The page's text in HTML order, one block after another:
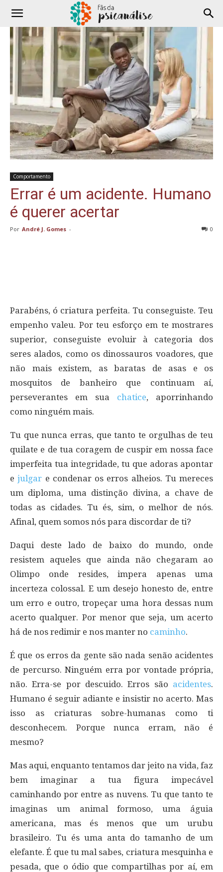
Comportamento
Errar é um acidente. Humano
é querer acertar
Por André J. Gomes - 0
Parabéns, ó criatura perfeita. Tu conseguiste. Teu
empenho valeu. Por teu esforço em te mostrares
superior, conseguiste evoluir à categoria dos
seres alados, como os dinossauros voadores, que
não mais existem, as baratas de asas e os
mosquitos de banheiro que continuam aí,
perseverantes em sua chatice, aporrinhando
como ninguém mais.
Tu que nunca erras, que tanto te orgulhas de teu
quilate e de tua coragem de cuspir em nossa face
imperfeita tua integridade, tu que adoras apontar
ejulgar e condenar os erros alheios. Tu mereces
um diploma, uma distinção divina, a chave de
todas as cidades. Tu és, sim, o melhor de nós.
Afinal, quem somos nós para discordar de ti?
Daqui deste lado de baixo do mundo, onde
resistem aqueles que ainda não chegaram ao
Olimpo onde resides, impera apenas uma
incerteza colossal. E um desejo honesto de, entre
um erro e outro, tropeçar uma hora dessas num
acerto qualquer. Por menor que seja, um acerto
há de nos redimir e nos manter no caminho.
É que os erros da gente são nada senão acidentes
de percurso. Ninguém erra por vontade própria,
não. Erra-se por descuido. Erros são acidentes.
Humano é seguir adiante e insistir no acerto. Mas
isso as criaturas sobre-humanas como ti
desconhecem. Porque nunca erram, não é
mesmo?
Mas aqui, enquanto tentamos dar jeito na vida, faz
bem imaginar a tua figura impecável
caminhando por entre as nuvens. Tu que tanto te
imaginas um animal formoso, uma águia
americana, mas és menos que um urubu
brasileiro. Tu és uma anta do tamanho de um
elefante. É que tu mal sabes, criatura mesquinha e
pesada, que o ódio que compartilhas por aí, em